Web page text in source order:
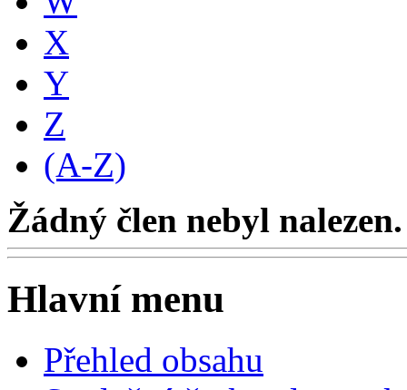
X
Y
Z
(A-Z)
Žádný člen nebyl nalezen.
Hlavní menu
Přehled obsahu